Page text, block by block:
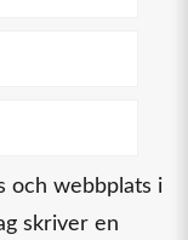
och webbplats i
skriver en